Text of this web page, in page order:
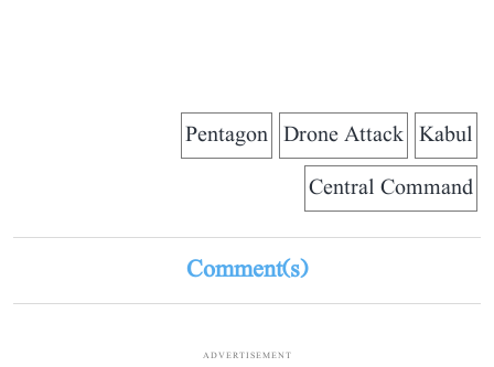
Kabul
Drone Attack
Pentagon
Central Command
Comment(s)
ADVERTISEMENT